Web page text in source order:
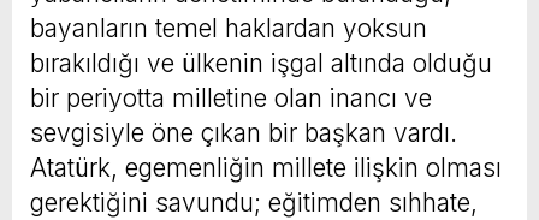
bayanların temel haklardan yoksun
bırakıldığı ve ülkenin işgal altında olduğu
bir periyotta milletine olan inancı ve
sevgisiyle öne çıkan bir başkan vardı.
Atatürk, egemenliğin millete ilişkin olması
gerektiğini savundu; eğitimden sıhhate,